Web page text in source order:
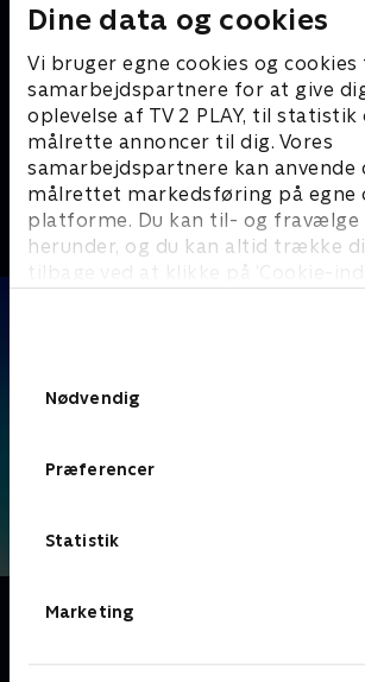
Dine data og cookies
Vi bruger egne cookies og cookies
samarbejdspartnere for at give
oplevelse af TV 2 PLAY, til
målrette annoncer til dig. Vores
samarbejdspartnere kan anvende
målrettet markedsføring på egne
platforme. Du kan til- og fravælge
herunder, og du kan altid trække
tilbage ved at klikke på ’Cookie-
Nødvendig
Præferencer
Statistik
Marketing
Rasmus Klump
Børneserier • 3 sæsoner
Om F for får
Følg livet på bondegården, hvor